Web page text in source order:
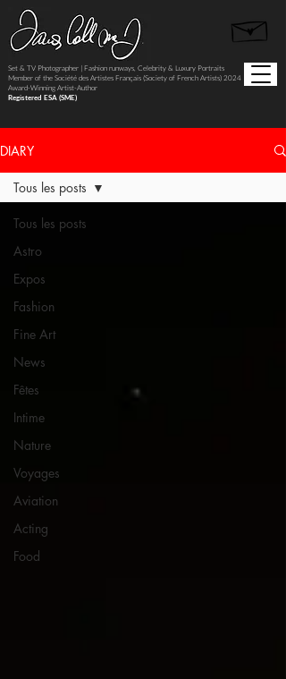
Set & TV Photographer | Fashion runways, Celebrity & Luxury Portraits
Member of the Société des Artistes Français (Society of French Artists) 2024
Award-Winning Artist-Author
Registered ESA (SME)
DIARY
Tous les posts
Astro
Expos
Fashion
Fine Art
News
Fêtes
Intime
Nature
Voyages
Aviation
Acting
Food
Tous les posts